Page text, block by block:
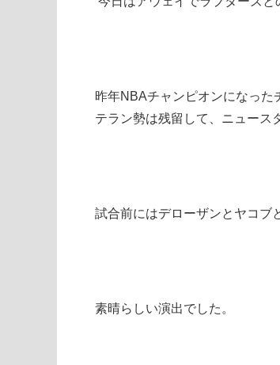
昨年NBAチャンピオンになった
テラン勢は残留して、ニュース
試合前にはデローザンとヤコブ
素晴らしい演出でした。